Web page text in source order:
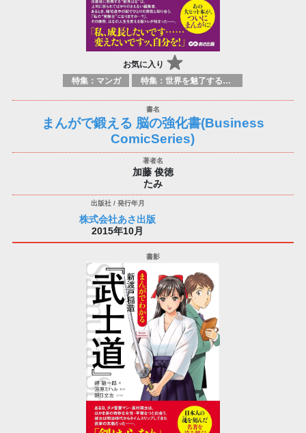
お気に入り
特集：マンガ 特集：世界を魅了する日本のマンガ
まんがで鍛える 脳の強化書(Business
ComicSeries)
加藤 俊徳
たみ
株式会社あさ出版
2015年10月